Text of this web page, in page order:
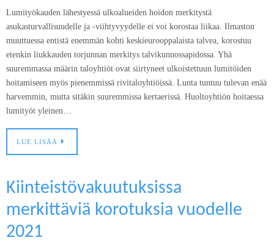
Lumityökauden lähestyessä ulkoalueiden hoidon merkitystä
asukasturvallisuudelle ja -viihtyvyydelle ei voi korostaa liikaa. Ilmaston
muuttuessa entistä enemmän kohti keskieurooppalaista talvea, korostuu
etenkin liukkauden torjunnan merkitys talvikunnossapidossa. Yhä
suuremmassa määrin taloyhtiöt ovat siirtyneet ulkoistettuun lumitöiden
hoitamiseen myös pienemmissä rivitaloyhtiöissä. Lunta tuntuu tulevan enää
harvemmin, mutta sitäkin suuremmissa kertaerissä. Huoltoyhtiön hoitaessa
lumityöt yleinen…
LUE LISÄÄ
Kiinteistövakuutuksissa
merkittäviä korotuksia vuodelle
2021